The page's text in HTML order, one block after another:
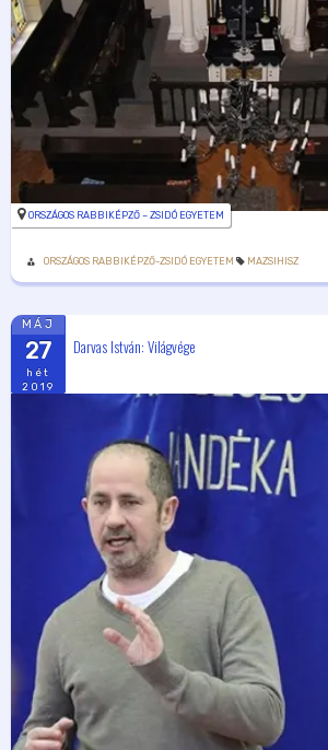
ORSZÁGOS RABBIKÉPZŐ – ZSIDÓ EGYETEM
ORSZÁGOS RABBIKÉPZŐ-ZSIDÓ EGYETEM MAZSIHISZ
MÁJ
27
hét
2019
Darvas István: Világvége